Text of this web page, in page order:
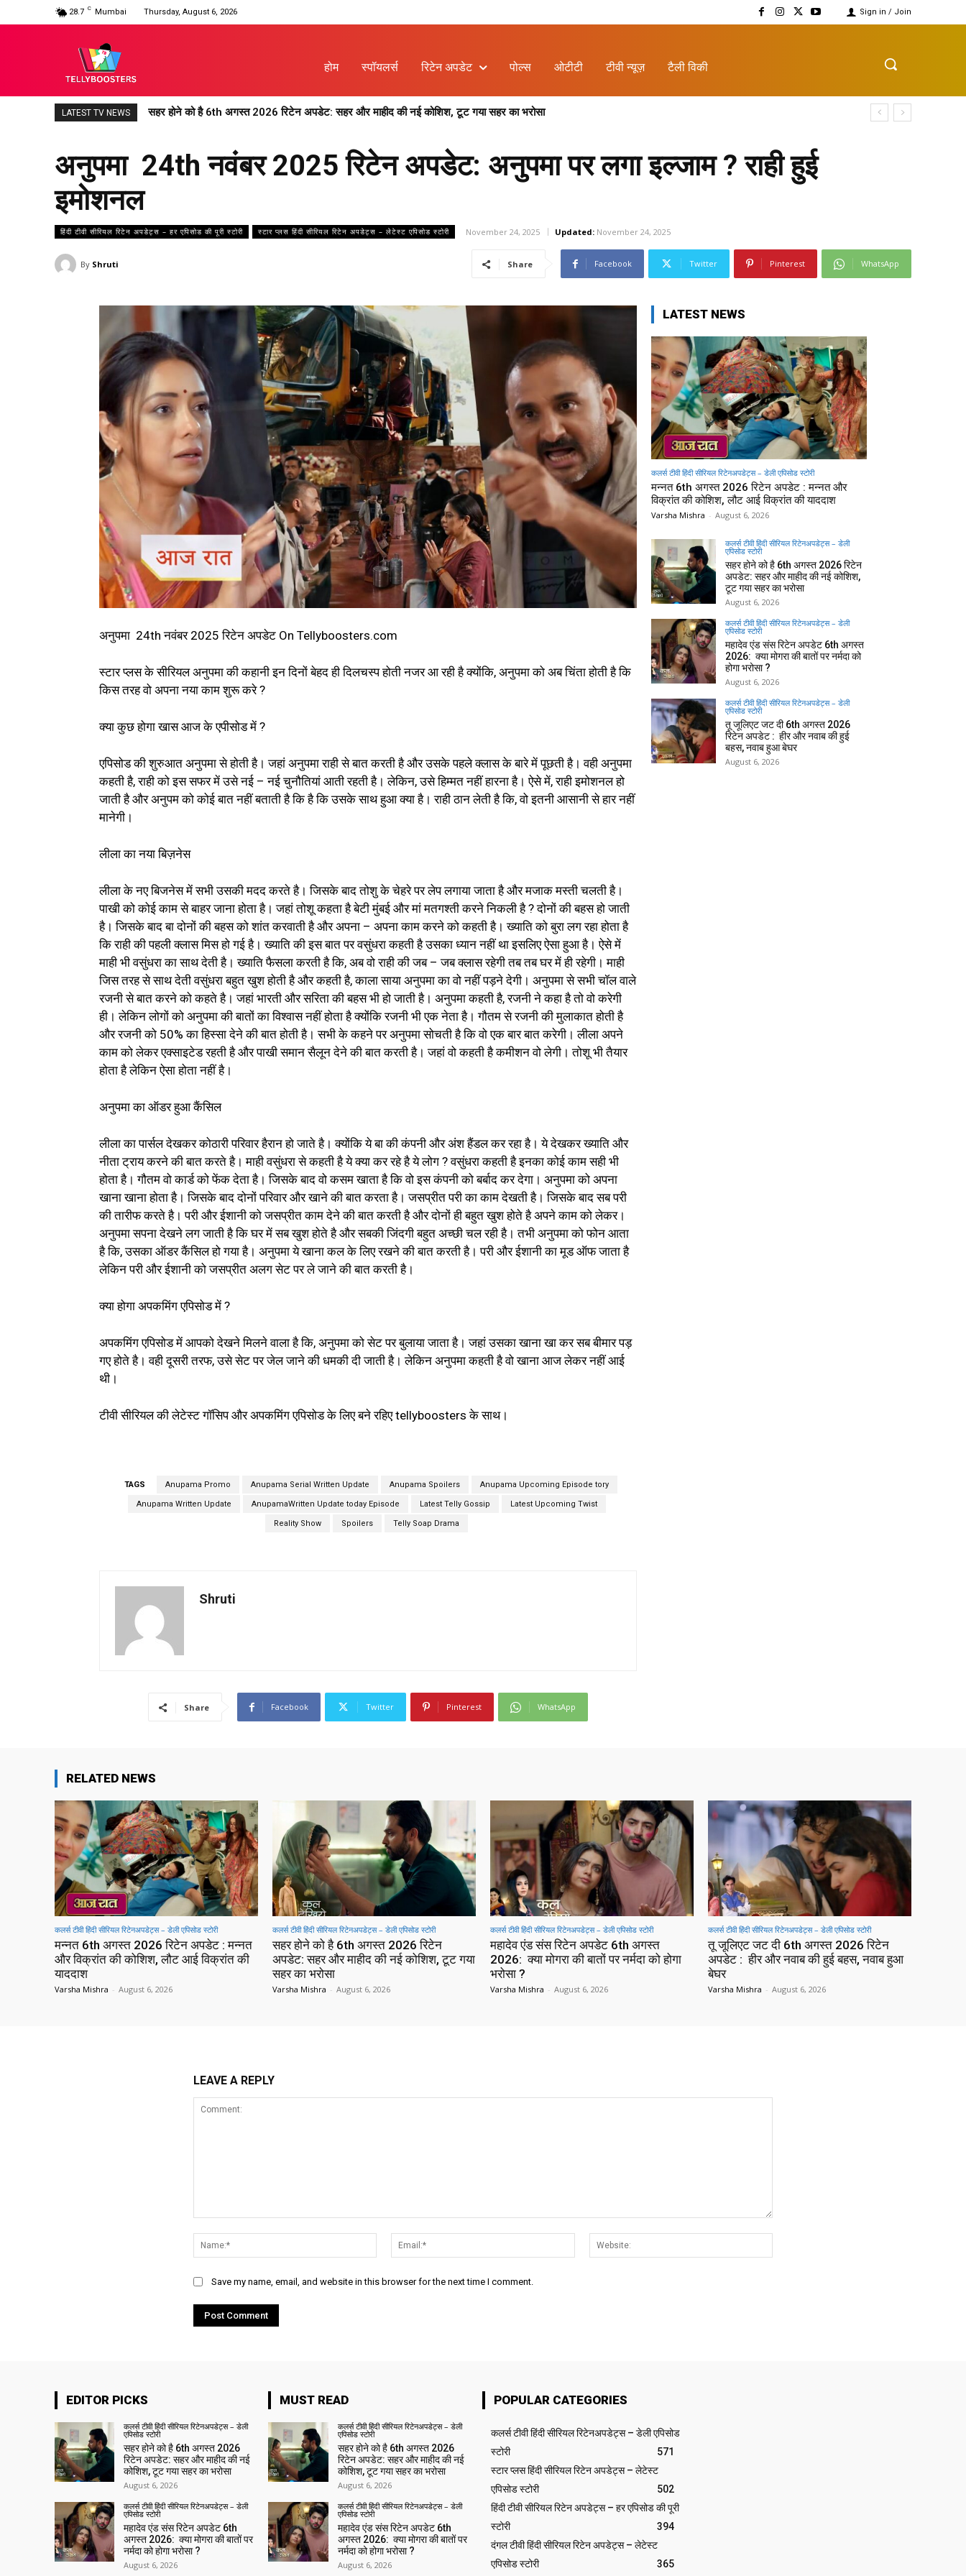
28.7 C Mumbai Thursday, August 6, 2026 Sign in / Join
होम स्पॉयलर्स रिटेन अपडेट पोल्स ओटीटी टीवी न्यूज़ टैली विकी
LATEST TV NEWS सहर होने को है 6th अगस्त 2026 रिटेन अपडेट: सहर और माहीद की नई कोशिश, टूट गया सहर का भरोसा
महादेव एंड संस रिटेन अपडेट 6th अगस्त 2026: क्या मोगरा की बातों पर नर्मदा को होगा भरोसा ?
अनुपमा 24th नवंबर 2025 रिटेन अपडेट: अनुपमा पर लगा इल्जाम ? राही हुई
इमोशनल
हिंदी टीवी सीरियल रिटेन अपडेट्स – हर एपिसोड की पूरी स्टोरी स्टार प्लस हिंदी सीरियल रिटेन अपडेट्स – लेटेस्ट एपिसोड स्टोरी November 24, 2025 Updated: November 24, 2025
By Shruti Share Facebook Twitter Pinterest WhatsApp
अनुपमा 24th नवंबर 2025 रिटेन अपडेट On Tellyboosters.com
स्टार प्लस के सीरियल अनुपमा की कहानी इन दिनों बेहद ही दिलचस्प होती नजर आ रही है क्योंकि, अनुपमा को अब चिंता होती है कि
किस तरह वो अपना नया काम शुरू करे ?
क्या कुछ होगा खास आज के एपीसोड में ?
एपिसोड की शुरुआत अनुपमा से होती है। जहां अनुपमा राही से बात करती है और उसके पहले क्लास के बारे में पूछती है। वही अनुपमा
कहती है, राही को इस सफर में उसे नई – नई चुनौतियां आती रहती है। लेकिन, उसे हिम्मत नहीं हारना है। ऐसे में, राही इमोशनल हो
जाती है और अनुपम को कोई बात नहीं बताती है कि है कि उसके साथ हुआ क्या है। राही ठान लेती है कि, वो इतनी आसानी से हार नहीं
मानेगी।
लीला का नया बिज़नेस
लीला के नए बिजनेस में सभी उसकी मदद करते है। जिसके बाद तोशु के चेहरे पर लेप लगाया जाता है और मजाक मस्ती चलती है।
पाखी को कोई काम से बाहर जाना होता है। जहां तोशू कहता है बेटी मुंबई और मां मतगश्ती करने निकली है ? दोनों की बहस हो जाती
है। जिसके बाद बा दोनों की बहस को शांत करवाती है और अपना – अपना काम करने को कहती है। ख्याति को बुरा लग रहा होता है
कि राही की पहली क्लास मिस हो गई है। ख्याति की इस बात पर वसुंधरा कहती है उसका ध्यान नहीं था इसलिए ऐसा हुआ है। ऐसे में
माही भी वसुंधरा का साथ देती है। ख्याति फैसला करती है कि, अब वो राही की जब – जब क्लास रहेगी तब तब घर में ही रहेगी। माही
जिस तरह से साथ देती वसुंधरा बहुत खुश होती है और कहती है, काला साया अनुपमा का वो नहीं पड़ने देगी। अनुपमा से सभी चॉल वाले
रजनी से बात करने को कहते है। जहां भारती और सरिता की बहस भी हो जाती है। अनुपमा कहती है, रजनी ने कहा है तो वो करेगी
ही। लेकिन लोगों को अनुपमा की बातों का विश्वास नहीं होता है क्योंकि रजनी भी एक नेता है। गौतम से रजनी की मुलाकात होती है
और रजनी को 50% का हिस्सा देने की बात होती है। सभी के कहने पर अनुपमा सोचती है कि वो एक बार बात करेगी। लीला अपने
काम को लेकर एक्साइटेड रहती है और पाखी समान सैलून देने की बात करती है। जहां वो कहती है कमीशन वो लेगी। तोशू भी तैयार
होता है लेकिन ऐसा होता नहीं है।
अनुपमा का ऑडर हुआ कैंसिल
लीला का पार्सल देखकर कोठारी परिवार हैरान हो जाते है। क्योंकि ये बा की कंपनी और अंश हैंडल कर रहा है। ये देखकर ख्याति और
नीता ट्राय करने की बात करते है। माही वसुंधरा से कहती है ये क्या कर रहे है ये लोग ? वसुंधरा कहती है इनका कोई काम सही भी
होता है। गौतम वो कार्ड को फेंक देता है। जिसके बाद वो कसम खाता है कि वो इस कंपनी को बर्बाद कर देगा। अनुपमा को अपना
खाना खाना होता है। जिसके बाद दोनों परिवार और खाने की बात करता है। जसप्रीत परी का काम देखती है। जिसके बाद सब परी
की तारीफ करते है। परी और ईशानी को जसप्रीत काम देने की बात करती है और दोनों ही बहुत खुश होते है अपने काम को लेकर।
अनुपमा सपना देखने लग जाती है कि घर में सब खुश होते है और सबकी जिंदगी बहुत अच्छी चल रही है। तभी अनुपमा को फोन आता
है कि, उसका ऑडर कैंसिल हो गया है। अनुपमा ये खाना कल के लिए रखने की बात करती है। परी और ईशानी का मूड ऑफ जाता है
लेकिन परी और ईशानी को जसप्रीत अलग सेट पर ले जाने की बात करती है।
क्या होगा अपकमिंग एपिसोड में ?
अपकमिंग एपिसोड में आपको देखने मिलने वाला है कि, अनुपमा को सेट पर बुलाया जाता है। जहां उसका खाना खा कर सब बीमार पड़
गए होते है। वही दूसरी तरफ, उसे सेट पर जेल जाने की धमकी दी जाती है। लेकिन अनुपमा कहती है वो खाना आज लेकर नहीं आई
थी।
टीवी सीरियल की लेटेस्ट गॉसिप और अपकमिंग एपिसोड के लिए बने रहिए tellyboosters के साथ।
TAGS Anupama Promo Anupama Serial Written Update Anupama Spoilers Anupama Upcoming Episode tory
Anupama Written Update AnupamaWritten Update today Episode Latest Telly Gossip Latest Upcoming Twist
Reality Show Spoilers Telly Soap Drama
Shruti
Share Facebook Twitter Pinterest WhatsApp
LATEST NEWS
कलर्स टीवी हिंदी सीरियल रिटेनअपडेट्स – डेली एपिसोड स्टोरी
मन्नत 6th अगस्त 2026 रिटेन अपडेट : मन्नत और
विक्रांत की कोशिश, लौट आई विक्रांत की याददाश
Varsha Mishra - August 6, 2026
कलर्स टीवी हिंदी सीरियल रिटेनअपडेट्स – डेली
एपिसोड स्टोरी
सहर होने को है 6th अगस्त 2026 रिटेन
अपडेट: सहर और माहीद की नई कोशिश,
टूट गया सहर का भरोसा
August 6, 2026
कलर्स टीवी हिंदी सीरियल रिटेनअपडेट्स – डेली
एपिसोड स्टोरी
महादेव एंड संस रिटेन अपडेट 6th अगस्त
2026: क्या मोगरा की बातों पर नर्मदा को
होगा भरोसा ?
August 6, 2026
कलर्स टीवी हिंदी सीरियल रिटेनअपडेट्स – डेली
एपिसोड स्टोरी
तू जूलिएट जट दी 6th अगस्त 2026
रिटेन अपडेट : हीर और नवाब की हुई
बहस, नवाब हुआ बेघर
August 6, 2026
RELATED NEWS
कलर्स टीवी हिंदी सीरियल रिटेनअपडेट्स – डेली एपिसोड स्टोरी
मन्नत 6th अगस्त 2026 रिटेन अपडेट : मन्नत
और विक्रांत की कोशिश, लौट आई विक्रांत की
याददाश
Varsha Mishra - August 6, 2026
कलर्स टीवी हिंदी सीरियल रिटेनअपडेट्स – डेली एपिसोड स्टोरी
सहर होने को है 6th अगस्त 2026 रिटेन
अपडेट: सहर और माहीद की नई कोशिश, टूट गया
सहर का भरोसा
Varsha Mishra - August 6, 2026
कलर्स टीवी हिंदी सीरियल रिटेनअपडेट्स – डेली एपिसोड स्टोरी
महादेव एंड संस रिटेन अपडेट 6th अगस्त
2026: क्या मोगरा की बातों पर नर्मदा को होगा
भरोसा ?
Varsha Mishra - August 6, 2026
कलर्स टीवी हिंदी सीरियल रिटेनअपडेट्स – डेली एपिसोड स्टोरी
तू जूलिएट जट दी 6th अगस्त 2026 रिटेन
अपडेट : हीर और नवाब की हुई बहस, नवाब हुआ
बेघर
Varsha Mishra - August 6, 2026
LEAVE A REPLY
Name:*
Email:*
Save my name, email, and website in this browser for the next time I comment.
EDITOR PICKS
कलर्स टीवी हिंदी सीरियल रिटेनअपडेट्स – डेली
एपिसोड स्टोरी
सहर होने को है 6th अगस्त 2026
रिटेन अपडेट: सहर और माहीद की नई
कोशिश, टूट गया सहर का भरोसा
August 6, 2026
कलर्स टीवी हिंदी सीरियल रिटेनअपडेट्स – डेली
एपिसोड स्टोरी
महादेव एंड संस रिटेन अपडेट 6th
अगस्त 2026: क्या मोगरा की बातों पर
नर्मदा को होगा भरोसा ?
August 6, 2026
MUST READ
कलर्स टीवी हिंदी सीरियल रिटेनअपडेट्स – डेली
एपिसोड स्टोरी
सहर होने को है 6th अगस्त 2026
रिटेन अपडेट: सहर और माहीद की नई
कोशिश, टूट गया सहर का भरोसा
August 6, 2026
कलर्स टीवी हिंदी सीरियल रिटेनअपडेट्स – डेली
एपिसोड स्टोरी
महादेव एंड संस रिटेन अपडेट 6th
अगस्त 2026: क्या मोगरा की बातों पर
नर्मदा को होगा भरोसा ?
August 6, 2026
POPULAR CATEGORIES
कलर्स टीवी हिंदी सीरियल रिटेनअपडेट्स – डेली एपिसोड
स्टोरी
571
स्टार प्लस हिंदी सीरियल रिटेन अपडेट्स – लेटेस्ट
एपिसोड स्टोरी
502
हिंदी टीवी सीरियल रिटेन अपडेट्स – हर एपिसोड की पूरी
स्टोरी
394
दंगल टीवी हिंदी सीरियल रिटेन अपडेट्स – लेटेस्ट
एपिसोड स्टोरी
365